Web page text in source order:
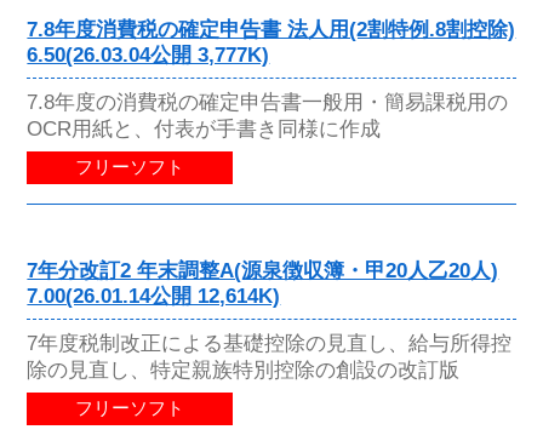
7.8年度消費税の確定申告書 法人用(2割特例.8割控除)
6.50(26.03.04公開 3,777K)
7.8年度の消費税の確定申告書一般用・簡易課税用の
OCR用紙と、付表が手書き同様に作成
フリーソフト
7年分改訂2 年末調整A(源泉徴収簿・甲20人乙20人)
7.00(26.01.14公開 12,614K)
7年度税制改正による基礎控除の見直し、給与所得控
除の見直し、特定親族特別控除の創設の改訂版
フリーソフト